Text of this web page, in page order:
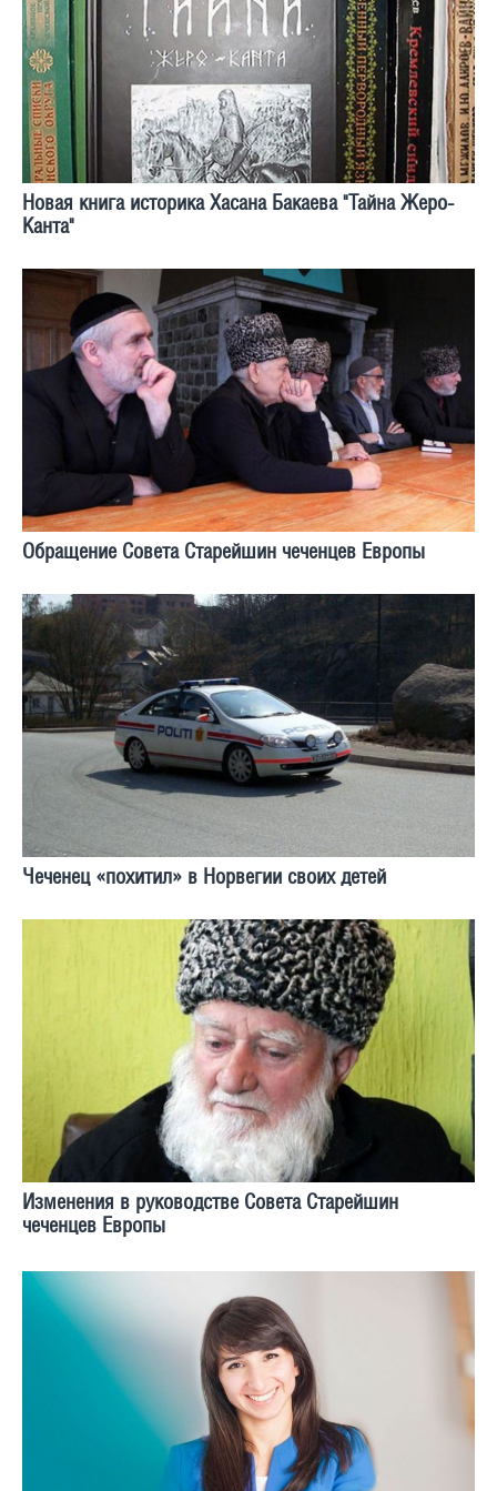
Новая книга историка Хасана Бакаева "Тайна Жеро-
Канта"
Обращение Совета Старейшин чеченцев Европы
Чеченец «похитил» в Норвегии своих детей
Изменения в руководстве Совета Старейшин
чеченцев Европы